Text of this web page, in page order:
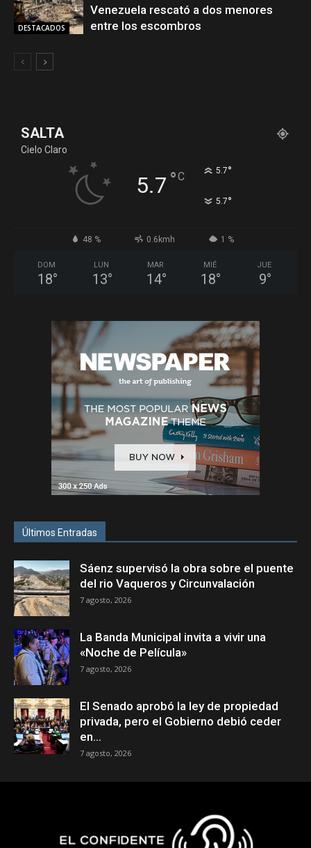
DESTACADOS
Venezuela rescató a dos menores
entre los escombros
SALTA
Cielo Claro
5.7 °C 5.7°
5.7°
48 % 0.6kmh 1 %
DOM
18°
LUN
13°
MAR
14°
MIÉ
18°
JUE
9°
Últimos Entradas
Sáenz supervisó la obra sobre el puente
del rio Vaqueros y Circunvalación
7 agosto, 2026
La Banda Municipal invita a vivir una
«Noche de Película»
7 agosto, 2026
El Senado aprobó la ley de propiedad
privada, pero el Gobierno debió ceder
en...
7 agosto, 2026